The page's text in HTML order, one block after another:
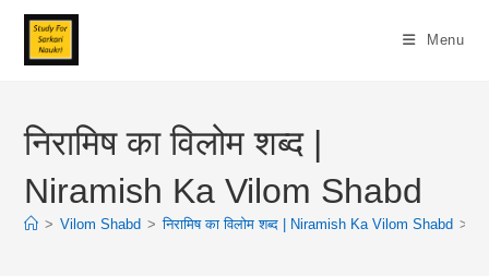
Skip
Content
Menu
निरामिष का विलोम शब्द |
Niramish Ka Vilom Shabd
> Vilom Shabd > निरामिष का विलोम शब्द | Niramish Ka Vilom Shabd >